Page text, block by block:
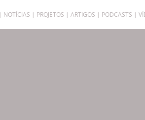
NOTÍCIAS PROJETOS ARTIGOS PODCASTS